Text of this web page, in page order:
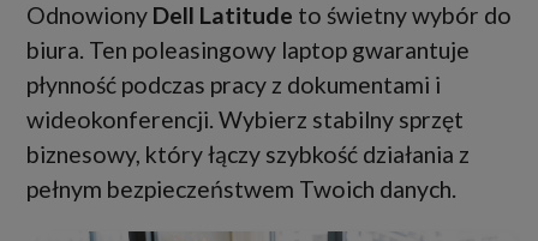
Odnowiony Dell Latitude to świetny wybór do
biura. Ten poleasingowy laptop gwarantuje
płynność podczas pracy z dokumentami i
wideokonferencji. Wybierz stabilny sprzęt
biznesowy, który łączy szybkość działania z
pełnym bezpieczeństwem Twoich danych.